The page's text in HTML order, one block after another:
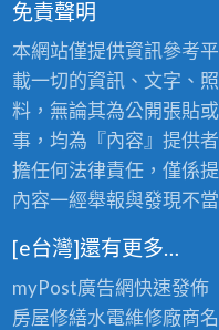
免責聲明
本網站僅提供資訊參考
載一切的資訊、文字、
料，無論其為公開張貼
事，均為『內容』提供
擔任何法律責任，僅係
內容一經舉報與發現不
[e台灣]還有更多…
myPost廣告網快速發佈
房屋修繕水電維修廠商